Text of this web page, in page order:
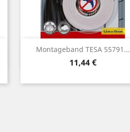
Montageband TESA 55791...
Preis
11,44 €
Vorschau